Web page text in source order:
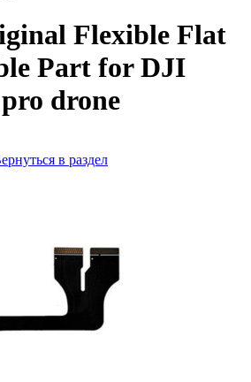
Flexible Flat
Part for DJI
drone